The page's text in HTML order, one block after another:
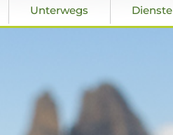
Unterwegs Dienste